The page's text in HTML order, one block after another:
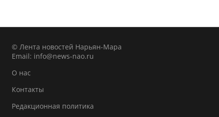
© Лента новостей Нарьян-Мара
Email: info@news-nao.ru
О нас
Контакты
Редакционная политика